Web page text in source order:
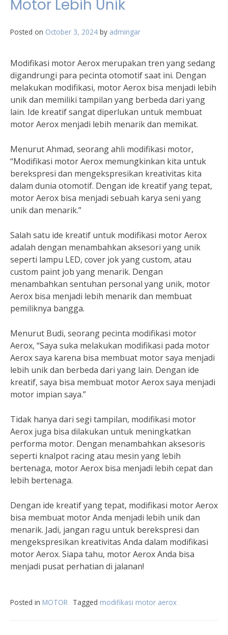
Motor Lebih Unik
Posted on October 3, 2024 by admingar
Modifikasi motor Aerox merupakan tren yang sedang
digandrungi para pecinta otomotif saat ini. Dengan
melakukan modifikasi, motor Aerox bisa menjadi lebih
unik dan memiliki tampilan yang berbeda dari yang
lain. Ide kreatif sangat diperlukan untuk membuat
motor Aerox menjadi lebih menarik dan memikat.
Menurut Ahmad, seorang ahli modifikasi motor,
“Modifikasi motor Aerox memungkinkan kita untuk
berekspresi dan mengekspresikan kreativitas kita
dalam dunia otomotif. Dengan ide kreatif yang tepat,
motor Aerox bisa menjadi sebuah karya seni yang
unik dan menarik.”
Salah satu ide kreatif untuk modifikasi motor Aerox
adalah dengan menambahkan aksesori yang unik
seperti lampu LED, cover jok yang custom, atau
custom paint job yang menarik. Dengan
menambahkan sentuhan personal yang unik, motor
Aerox bisa menjadi lebih menarik dan membuat
pemiliknya bangga.
Menurut Budi, seorang pecinta modifikasi motor
Aerox, “Saya suka melakukan modifikasi pada motor
Aerox saya karena bisa membuat motor saya menjadi
lebih unik dan berbeda dari yang lain. Dengan ide
kreatif, saya bisa membuat motor Aerox saya menjadi
motor impian saya.”
Tidak hanya dari segi tampilan, modifikasi motor
Aerox juga bisa dilakukan untuk meningkatkan
performa motor. Dengan menambahkan aksesoris
seperti knalpot racing atau mesin yang lebih
bertenaga, motor Aerox bisa menjadi lebih cepat dan
lebih bertenaga.
Dengan ide kreatif yang tepat, modifikasi motor Aerox
bisa membuat motor Anda menjadi lebih unik dan
menarik. Jadi, jangan ragu untuk berekspresi dan
mengekspresikan kreativitas Anda dalam modifikasi
motor Aerox. Siapa tahu, motor Aerox Anda bisa
menjadi pusat perhatian di jalanan!
Posted in MOTOR Tagged modifikasi motor aerox